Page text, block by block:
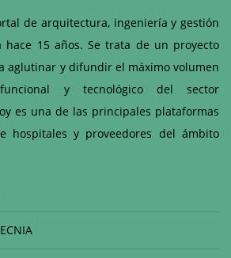
de arquitectura, ingeniería y gestión
hace 15 años. Se trata de un proyecto
aglutinar y difundir el máximo volumen
y tecnológico del sector
es una de las principales plataformas
hospitales y proveedores del ámbito